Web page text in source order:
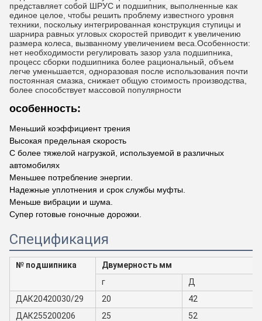
представляет собой ШРУС и подшипник, выполненные как
единое целое, чтобы решить проблему известного уровня
техники, поскольку интегрированная конструкция ступицы и
шарнира равных угловых скоростей приводит к увеличению
размера колеса, вызванному увеличением веса.Особенности:
нет необходимости регулировать зазор узла подшипника,
процесс сборки подшипника более рациональный, объем
легче уменьшается, одноразовая после использования почти
постоянная смазка, снижает общую стоимость производства,
более способствует массовой популярности
особенность:
Меньший коэффициент трения
Высокая предельная скорость
С более тяжелой нагрузкой, используемой в различных
автомобилях
Меньшее потребление энергии.
Надежные уплотнения и срок службы муфты.
Меньше вибрации и шума.
Супер готовые гоночные дорожки.
Спецификация
№ подшипника
Двумерность мм
г
Д
ДАК20420030/29
20
42
ДАК255200206
25
52